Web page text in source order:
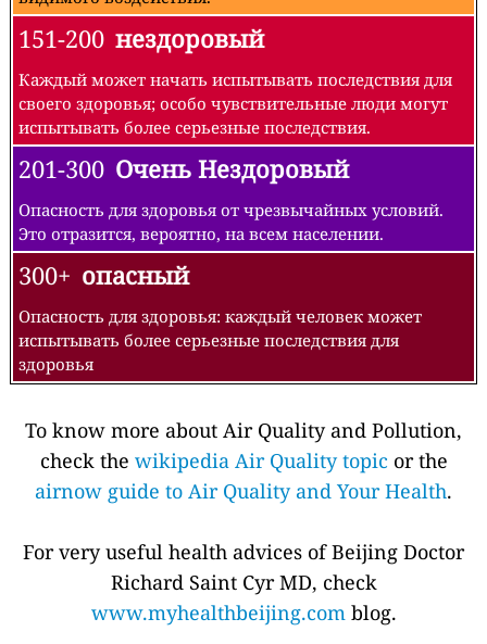
151-200 нездоровый
Каждый может начать испытывать последствия для
своего здоровья; особо чувствительные люди могут
испытывать более серьезные последствия.
201-300 Очень Нездоровый
Опасность для здоровья от чрезвычайных условий.
Это отразится, вероятно, на всем населении.
300+ опасный
Опасность для здоровья: каждый человек может
испытывать более серьезные последствия для
здоровья
To know more about Air Quality and Pollution,
check the wikipedia Air Quality topic or the
airnow guide to Air Quality and Your Health.
For very useful health advices of Beijing Doctor
Richard Saint Cyr MD, check
www.myhealthbeijing.comblog.